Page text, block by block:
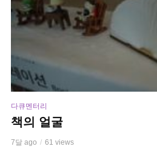
다큐멘터리
책의 얼굴
7달 ago 61 views